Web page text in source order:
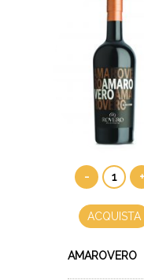
- +
ACQUISTA
AMAROVERO